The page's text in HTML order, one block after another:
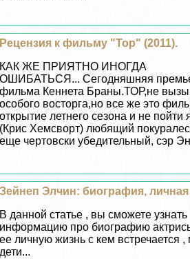
Рецензия к фильму "Тор" (2011).
КАК ЖЕ ПРИЯТНО ИНОГДА
ОШИБАТЬСЯ... Сегодняшняя
фильма Кеннета Браны.ТОР,не
особого восторга,но все же это
открытие летнего сезона и не пойти
(Крис Хемсворт) любящий
еще чертовски убедительный, сэр
Зейнеп Элчин: биография,
В данной статье , вы сможете узнать
информацию про биографию
ее личную жизнь с кем встречается ,
дети...